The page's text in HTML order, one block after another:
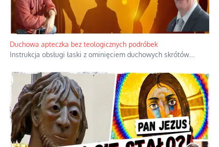
Duchowa apteczka bez teologicznych podróbek
Instrukcja obsługi łaski z ominięciem duchowych skrótów.